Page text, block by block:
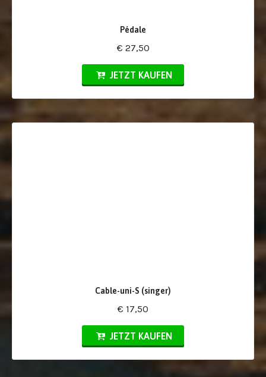
Pédale
€ 27,50
JETZT KAUFEN
Cable-uni-S (singer)
€ 17,50
JETZT KAUFEN